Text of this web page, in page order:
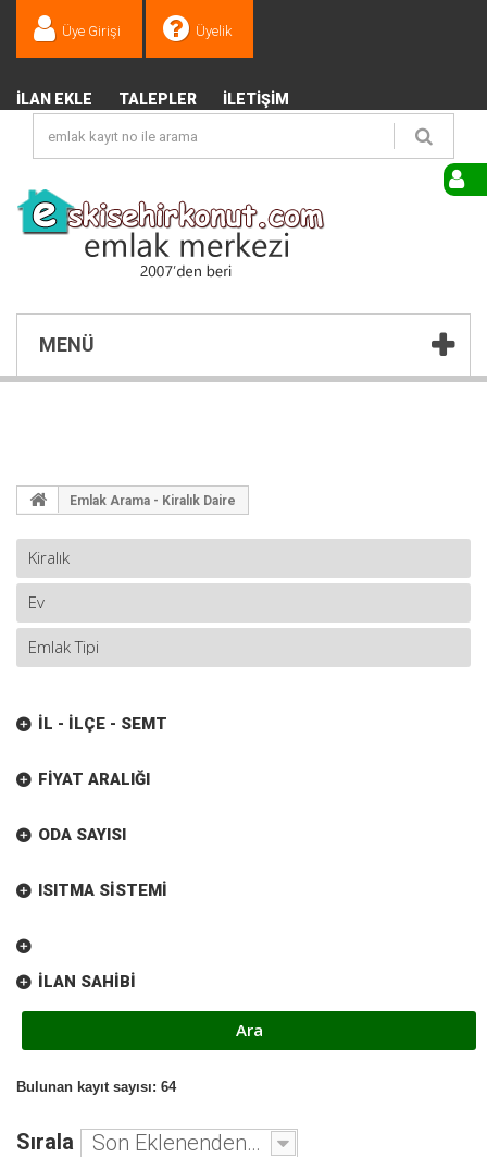
Üye Girişi Üyelik
İLAN EKLE TALEPLER İLETIŞIM
MENÜ
Emlak Arama - Kiralık Daire
İL - İLÇE - SEMT
FIYAT ARALIĞI
ODA SAYISI
ISITMA SISTEMI
İLAN SAHIBI
Bulunan kayıt sayısı: 64
Sırala Son Eklenenden - Eskiye